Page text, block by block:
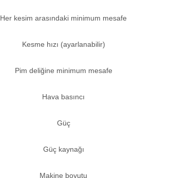
Her kesim arasındaki minimum mesafe
Kesme hızı (ayarlanabilir)
Pim deliğine minimum mesafe
Hava basıncı
Güç
Güç kaynağı
Makine boyutu